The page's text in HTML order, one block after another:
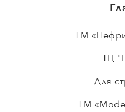
ТМ
ТЦ
Для
ТМ